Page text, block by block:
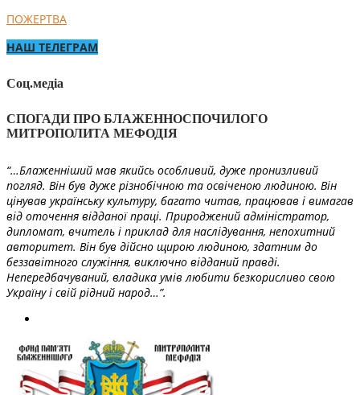
ПОЖЕРТВА
НАШ ТЕЛЕГРАМ
Соц.медіа
СПОГАДИ ПРО БЛАЖЕННОСПОЧИЛОГО
МИТРОПОЛИТА МЕФОДІЯ
“…Блаженніший мав якийсь особливий, дуже пронизливий
погляд. Він був дуже різнобічною та освіченою людиною. Він
цінував українську культуру, багато читав, працював і вимагав
від оточення відданої праці. Природжений адміністратор,
дипломат, вчитель і приклад для наслідування, непохитний
авторитет. Він був дійсно щирою людиною, здатним до
беззавітного служіння, виключно відданий правді.
Непередбачуваний, владика умів любити безкорисливо свою
Україну і свій рідний народ…”.